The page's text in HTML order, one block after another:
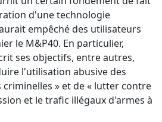
d'une technologie
empêché des utilisateurs
le M&P40. En particulier,
ses objectifs, entre autres,
l'utilisation abusive des
criminelles » et de « lutter contre
et le trafic illégaux d'armes à